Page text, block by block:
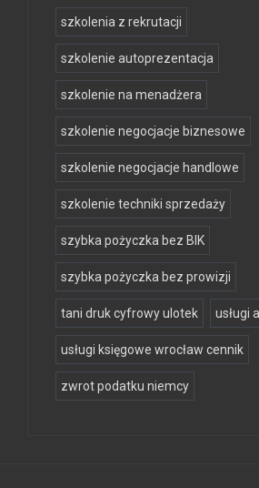
szkolenia z rekrutacji
szkolenie autoprezentacja
szkolenie na menadżera
szkolenie negocjacje biznesowe
szkolenie negocjacje handlowe
szkolenie techniki sprzedaży
szybka pożyczka bez BIK
szybka pożyczka bez prowizji
tani druk cyfrowy ulotek usługi
usługi księgowe wrocław cennik
zwrot podatku niemcy